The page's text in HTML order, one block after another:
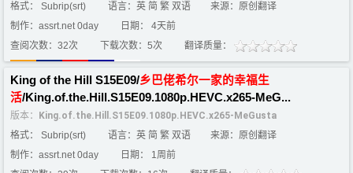
格式： Subrip(srt)
语言：英 简 繁 双语
来源：原创翻译
制作：assrt.net 0day
日期： 4天前
查阅次数：32次
下载次数：5次 翻译质量：
King of the Hill S15E09/乡 巴佬希尔一家的幸福生
活/King.of.the.Hill.S15E09.1080p.HEVC.x265-MeG...
版本：
King.of.the.Hill.S15E09.1080p.HEVC.x265-MeGusta
格式： Subrip(srt)
语言：英 简 繁 双语
来源：原创翻译
制作：assrt.net 0day
日期： 1周前